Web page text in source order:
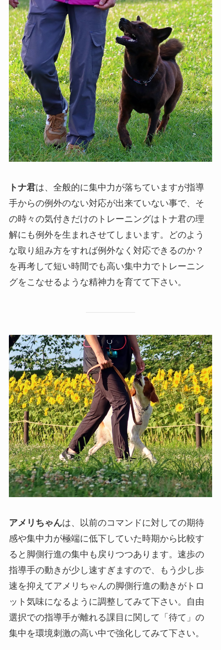
トナ君は、全般的に集中力が落ちていますが指導
手からの例外のない対応が出来ていない事で、そ
の時々の気付きだけのトレーニングはトナ君の理
解にも例外を生まれさせてしまいます。どのよう
な取り組み方をすれば例外なく対応できるのか？
を再考して短い時間でも高い集中力でトレーニン
グをこなせるような精神力を育てて下さい。
アメリちゃんは、以前のコマンドに対しての期待
感や集中力が極端に低下していた時期から比較す
ると脚側行進の集中も戻りつつあります。速歩の
指導手の動きが少し速すぎますので、もう少し歩
速を抑えてアメリちゃんの脚側行進の動きがトロ
ット気味になるように調整してみて下さい。自由
選択での指導手が離れる課目に関して「待て」の
集中を環境刺激の高い中で強化してみて下さい。